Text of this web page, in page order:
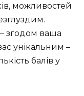
можливостей
згодом ваша
унікальним –
балів у